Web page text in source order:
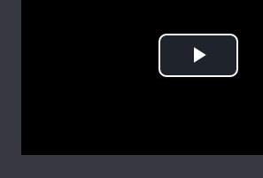
Play